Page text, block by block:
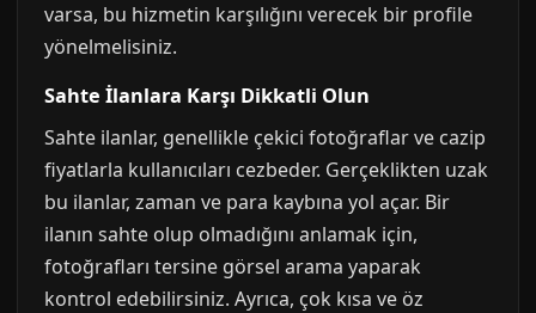
varsa, bu hizmetin karşılığını verecek bir profile
yönelmelisiniz.
Sahte İlanlara Karşı Dikkatli Olun
Sahte ilanlar, genellikle çekici fotoğraflar ve cazip
fiyatlarla kullanıcıları cezbeder. Gerçeklikten uzak
bu ilanlar, zaman ve para kaybına yol açar. Bir
ilanın sahte olup olmadığını anlamak için,
fotoğrafları tersine görsel arama yaparak
kontrol edebilirsiniz. Ayrıca, çok kısa ve öz